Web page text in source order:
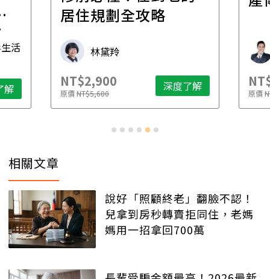
活
解
居住規劃全攻略
林黛羚
NT$2,900
原價NT$5,600 深度了解 原價
相關文章
說好「照顧終老」翻臉不認！
兒拿到房秒轉賣拒同住，老媽
媽用一招拿回700萬